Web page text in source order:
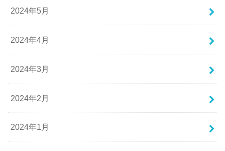
2024年5月
2024年4月
2024年3月
2024年2月
2024年1月